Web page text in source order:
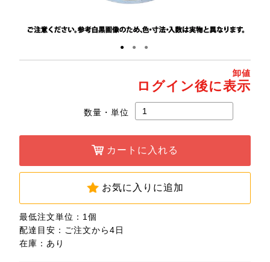
● ● ●
卸値
ログイン後に表示
数量・単位
カートに入れる
お気に入りに追加
最低注文単位：1個
配達目安：ご注文から4日
在庫：あり